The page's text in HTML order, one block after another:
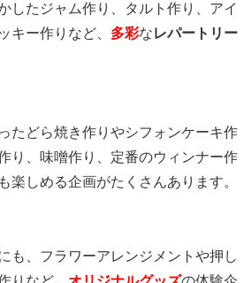
したジャム作り、タルト作り、アイ
キー作りなど、 多彩なレパートリー
たどら焼き作りやシフォンケーキ作
り、味噌作り、定番のウィンナー作
楽しめる企画がたくさんあります。
も、フラワーアレンジメントや押し